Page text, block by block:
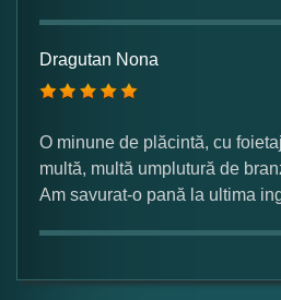
Adaugati o parere despre
Ce nota acordati acestui
1
2 3 4
Dragutan Nona
O minune de plăcintă, cu
multă, multă umplutură de
Am savurat-o pană la ultima